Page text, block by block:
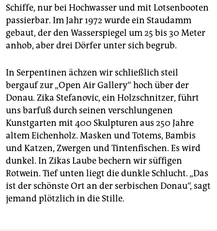
Schiffe, nur bei Hochwasser und mit Lotsenbooten
passierbar. Im Jahr 1972 wurde ein Staudamm
gebaut, der den Wasserspiegel um 25 bis 30 Meter
anhob, aber drei Dörfer unter sich begrub.
In Serpentinen ächzen wir schließlich steil
bergauf zur „Open Air Gallery“ hoch über der
Donau. Zika Stefanovic, ein Holzschnitzer, führt
uns barfuß durch seinen verschlungenen
Kunstgarten mit 400 Skulpturen aus 250 Jahre
altem Eichenholz. Masken und Totems, Bambis
und Katzen, Zwergen und Tintenfischen. Es wird
dunkel. In Zikas Laube bechern wir süffigen
Rotwein. Tief unten liegt die dunkle Schlucht. „Das
ist der schönste Ort an der serbischen Donau“, sagt
jemand plötzlich in die Stille.